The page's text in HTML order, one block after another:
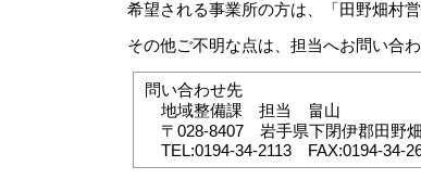
希望される事業所の方は、「田野畑村
その他ご不明な点は、担当へお問い合わ
問い合わせ先
地域整備課 担当 畠山
〒 028-8407 岩手県下閉伊郡田野
TEL:0194-34-2113 FAX:0194-34-